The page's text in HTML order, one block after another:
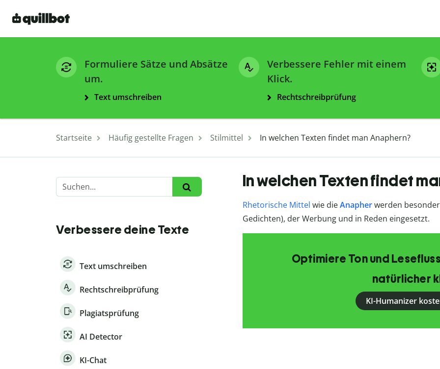
Formuliere Sätze und Absätze
um.
Text umschreiben
Verbessere Fehler mit einem
Klick.
Rechtschreibprüfung
Startseite Häufig gestellte Fragen Stilmittel In welchen Texten findet man Anaphern?
Verbessere deine Texte
Text umschreiben
Rechtschreibprüfung
Plagiatsprüfung
AI Detector
KI-Chat
In welchen Texten findet
Rhetorische Mittel wie dieAnapherwerden
Gedichten), der Werbung und in Reden eingesetzt.
Optimiere Ton und
natürlicher
KI-Humanizer